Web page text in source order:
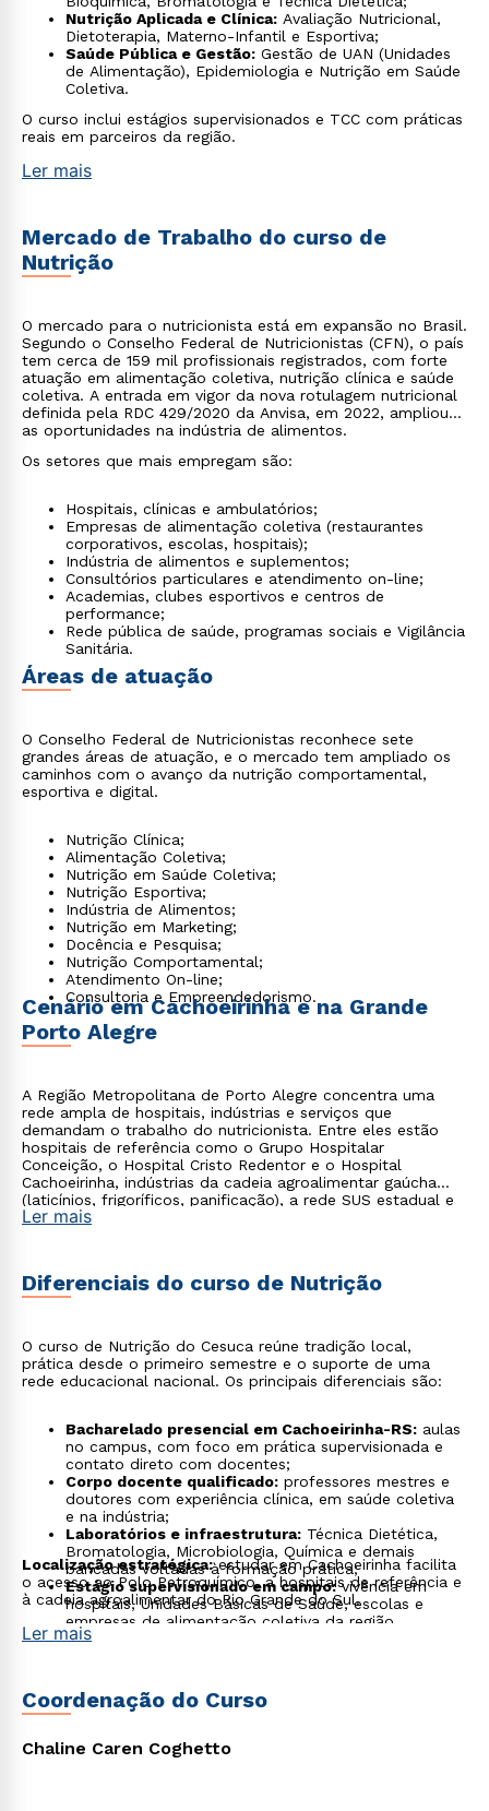
Nutrição Aplicada e Clínica: Avaliação Nutricional,
Dietoterapia, Materno-Infantil e Esportiva;
Saúde Pública e Gestão: Gestão de UAN (Unidades
de Alimentação), Epidemiologia e Nutrição em Saúde
Coletiva.
O curso inclui estágios supervisionados e TCC com práticas
reais em parceiros da região.
Ler mais
Mercado de Trabalho do curso de
Nutrição
O mercado para o nutricionista está em expansão no Brasil.
Segundo o Conselho Federal de Nutricionistas (CFN), o país
tem cerca de 159 mil profissionais registrados, com forte
atuação em alimentação coletiva, nutrição clínica e saúde
coletiva. A entrada em vigor da nova rotulagem nutricional
definida pela RDC 429/2020 da Anvisa, em 2022, ampliou
as oportunidades na indústria de alimentos.
Os setores que mais empregam são:
Hospitais, clínicas e ambulatórios;
Empresas de alimentação coletiva (restaurantes
corporativos, escolas, hospitais);
Indústria de alimentos e suplementos;
Consultórios particulares e atendimento on-line;
Academias, clubes esportivos e centros de
performance;
Rede pública de saúde, programas sociais e Vigilância
Sanitária.
Áreas de atuação
O Conselho Federal de Nutricionistas reconhece sete
grandes áreas de atuação, e o mercado tem ampliado os
caminhos com o avanço da nutrição comportamental,
esportiva e digital.
Nutrição Clínica;
Alimentação Coletiva;
Nutrição em Saúde Coletiva;
Nutrição Esportiva;
Indústria de Alimentos;
Nutrição em Marketing;
Docência e Pesquisa;
Nutrição Comportamental;
Atendimento On-line;
Consultoria e Empreendedorismo.
Cenário em Cachoeirinha e na Grande
Porto Alegre
A Região Metropolitana de Porto Alegre concentra uma
rede ampla de hospitais, indústrias e serviços que
demandam o trabalho do nutricionista. Entre eles estão
hospitais de referência como o Grupo Hospitalar
Conceição, o Hospital Cristo Redentor e o Hospital
Cachoeirinha, indústrias da cadeia agroalimentar gaúcha
(laticínios, frigoríficos, panificação), a rede SUS estadual e
empresas de refeições coletivas que atendem ao Polo
Ler mais
Diferenciais do curso de Nutrição
O curso de Nutrição do Cesuca reúne tradição local,
prática desde o primeiro semestre e o suporte de uma
rede educacional nacional. Os principais diferenciais são:
Bacharelado presencial em Cachoeirinha-RS: aulas
no campus, com foco em prática supervisionada e
contato direto com docentes;
Corpo docente qualificado: professores mestres e
doutores com experiência clínica, em saúde coletiva
e na indústria;
Laboratórios e infraestrutura: Técnica Dietética,
Bromatologia, Microbiologia, Química e demais
bancadas voltadas à formação prática;
Estágio supervisionado em campo:vivência em
hospitais, Unidades Básicas de Saúde, escolas e
empresas de alimentação coletiva da região
metropolitana;
ensino que une teoria e prática desde o início;
Rede Cruzeiro do Sul Educacional:
oportunidades em outras instituições do grupo,
presentes em todo o país;
Localização estratégica:estudar em Cachoeirinha facilita
o acesso ao Polo Petroquímico, a hospitais de referência e
à cadeia agroalimentar do Rio Grande do Sul.
Ler mais
Coordenação do Curso
Chaline Caren Coghetto